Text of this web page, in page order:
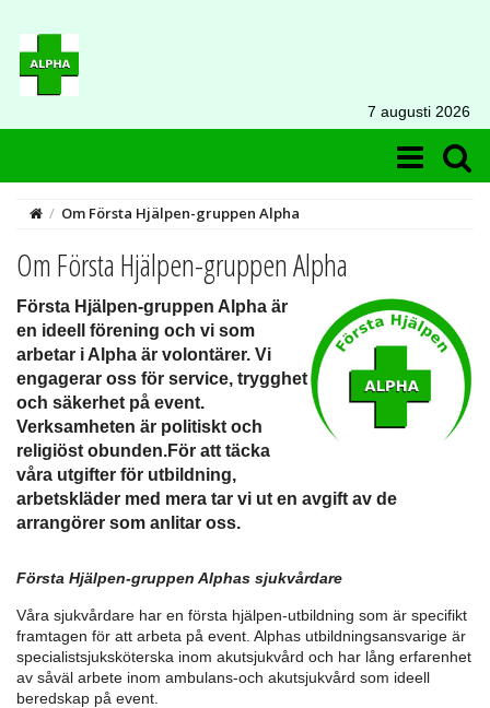
7 augusti 2026
/ Om Första Hjälpen-gruppen Alpha
Om Första Hjälpen-gruppen Alpha
Första Hjälpen-gruppen Alpha är
en ideell förening och vi som
arbetar i Alpha är volontärer. Vi
engagerar oss för service, trygghet
och säkerhet på event.
Verksamheten är politiskt och
religiöst obunden.För att täcka
våra utgifter för utbildning,
arbetskläder med mera tar vi ut en avgift av de
arrangörer som anlitar oss.
Första Hjälpen-gruppen Alphas sjukvårdare
Våra sjukvårdare har en första hjälpen-utbildning som är specifikt
framtagen för att arbeta på event. Alphas utbildningsansvarige är
specialistsjuksköterska inom akutsjukvård och har lång erfarenhet
av såväl arbete inom ambulans-och akutsjukvård som ideell
beredskap på event.